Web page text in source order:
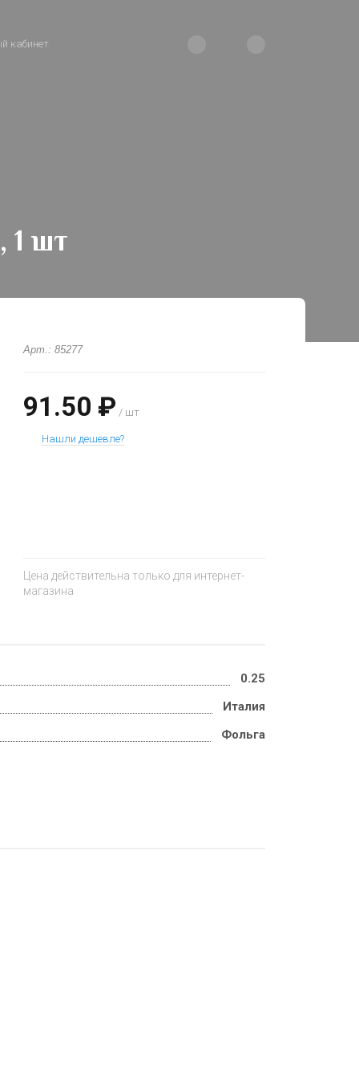
кабинет
1 шт
Арт.: 85277
91.50 ₽ / шт
Нашли дешевле?
Цена действительна только для интернет-
магазина
0.25
Италия
Фольга